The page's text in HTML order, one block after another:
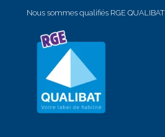
Nous sommes qualifiés RGE QUALIBAT